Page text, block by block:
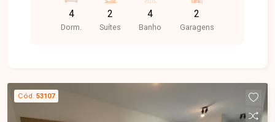
variedade de comércios, serviços, escolas e
opções de lazer, proporcionando praticidade e
quartos, sendo 2 suítes, banheiro social, banheiro
externo, cozinha espaçosa, lavanderia, além de
jardim de inverno, escritório, varanda gourmet
4
Dorm.
2
Suítes
4
Banho
2
Garagens
Cód. 53107